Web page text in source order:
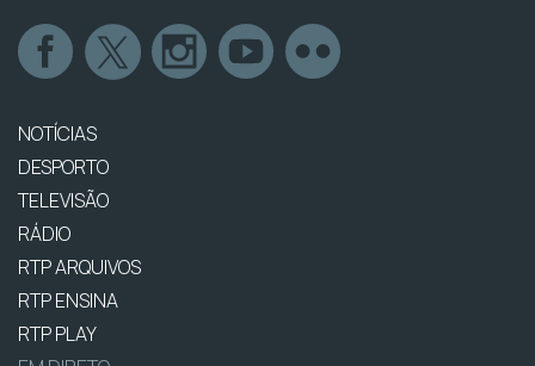
NOTÍCIAS
DESPORTO
TELEVISÃO
RÁDIO
RTP ARQUIVOS
RTP ENSINA
RTP PLAY